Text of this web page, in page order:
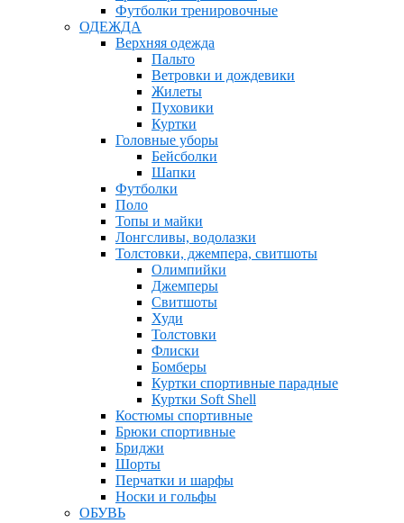
Футболки тренировочные
ОДЕЖДА
Верхняя одежда
Пальто
Ветровки и дождевики
Жилеты
Пуховики
Куртки
Головные уборы
Бейсболки
Шапки
Футболки
Поло
Топы и майки
Лонгсливы, водолазки
Толстовки, джемпера, свитшоты
Олимпийки
Джемперы
Свитшоты
Худи
Толстовки
Флиски
Бомберы
Куртки спортивные парадные
Куртки Soft Shell
Костюмы спортивные
Брюки спортивные
Бриджи
Шорты
Перчатки и шарфы
Носки и гольфы
ОБУВЬ